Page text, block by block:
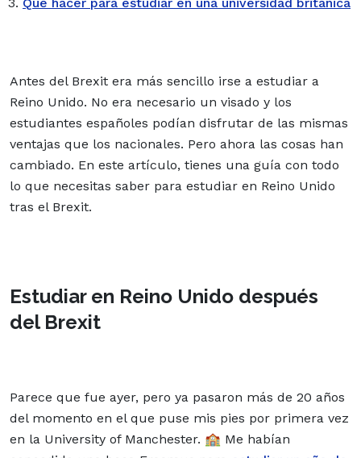
Antes del Brexit era más sencillo irse a estudiar a
Reino Unido. No era necesario un visado y los
estudiantes españoles podían disfrutar de las mismas
ventajas que los nacionales. Pero ahora las cosas han
cambiado. En este artículo, tienes una guía con todo
lo que necesitas saber para estudiar en Reino Unido
tras el Brexit.
Estudiar en Reino Unido después
del Brexit
Parece que fue ayer, pero ya pasaron más de 20 años
del momento en el que puse mis pies por primera vez
en la University of Manchester. 🏫 Me habían